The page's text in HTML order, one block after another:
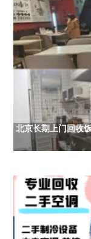
北京长期上门回收